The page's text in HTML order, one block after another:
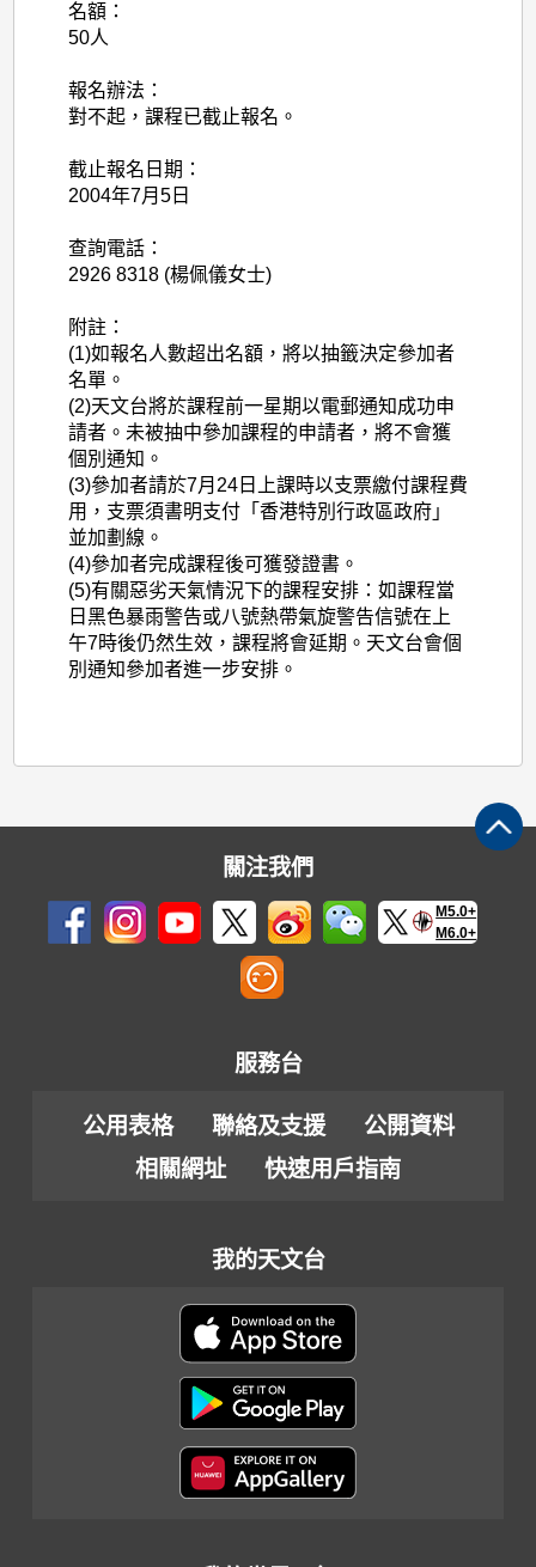
名額：
50人
報名辦法：
對不起，課程已截止報名。
截止報名日期：
2004年7月5日
查詢電話：
2926 8318 (楊佩儀女士)
附註：
(1)如報名人數超出名額，將以抽籤決定參加者
名單。
(2)天文台將於課程前一星期以電郵通知成功申
請者。未被抽中參加課程的申請者，將不會獲
個別通知。
(3)參加者請於7月24日上課時以支票繳付課程費
用，支票須書明支付「香港特別行政區政府」
並加劃線。
(4)參加者完成課程後可獲發證書。
(5)有關惡劣天氣情況下的課程安排：如課程當
日黑色暴雨警告或八號熱帶氣旋警告信號在上
午7時後仍然生效，課程將會延期。天文台會個
別通知參加者進一步安排。
關注我們
M5.0+
M6.0+
服務台
公用表格 聯絡及支援
公開資料
相關網址
快速用戶指南
我的天文台